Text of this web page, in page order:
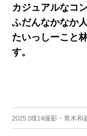
カジュアルなコ
ふだんなかなか
たいっしーこと
す。
2025.08.14撮影・青木